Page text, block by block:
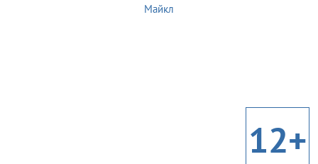
Майкл
12+